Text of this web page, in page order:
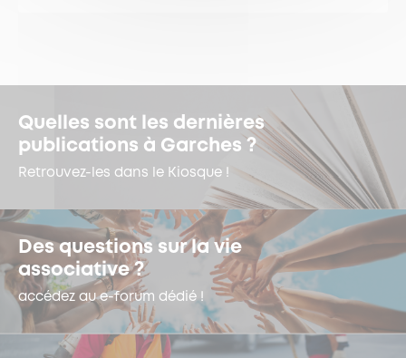
Quelles sont les dernières
publications à Garches ?
Retrouvez-les dans le Kiosque !
Des questions sur la vie
associative ?
accédez au e-forum dédié !